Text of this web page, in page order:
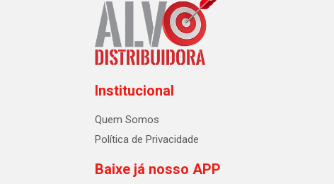
Institucional
Quem Somos
Política de Privacidade
Baixe já nosso APP